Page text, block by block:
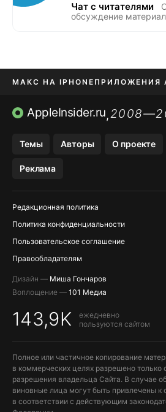
Чат с читателями
обсуждение
МАКС НА IPHONE ПРИЛОЖЕНИЯ
TIKTOK НА IPHONEПРИЛОЖЕНИЯ
AppleInsider.ru,
Темы Авторы О проекте
Реклама
Редакционная политика
Политика конфиденциальности
Пользовательское соглашение
Правообладателям
Дизайн — Миша Гончаров
Воплощение — 101 Медиа
143,9K
ежедневно
пользуются сайтом
Полное или частичное копирование
в коммерческих целях разрешено только
разрешения владельца Сайта. В случае
виновные лица могут быть привлечены к
в соответствии с действующим